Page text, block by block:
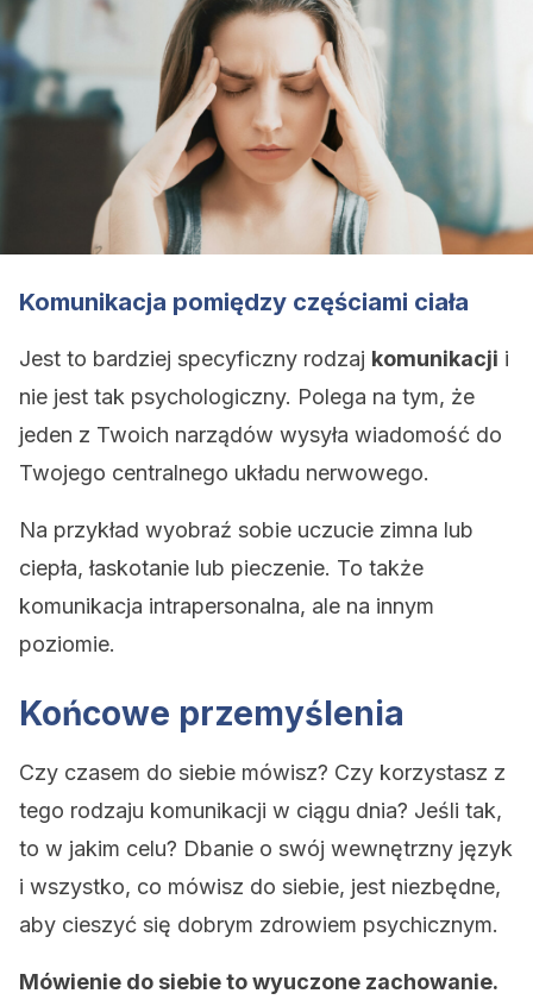
Komunikacja pomiędzy częściami ciała
Jest to bardziej specyficzny rodzaj komunikacji i
nie jest tak psychologiczny. Polega na tym, że
jeden z Twoich narządów wysyła wiadomość do
Twojego centralnego układu nerwowego.
Na przykład wyobraź sobie uczucie zimna lub
ciepła, łaskotanie lub pieczenie. To także
komunikacja intrapersonalna, ale na innym
poziomie.
Końcowe przemyślenia
Czy czasem do siebie mówisz? Czy korzystasz z
tego rodzaju komunikacji w ciągu dnia? Jeśli tak,
to w jakim celu? Dbanie o swój wewnętrzny język
i wszystko, co mówisz do siebie, jest niezbędne,
aby cieszyć się dobrym zdrowiem psychicznym.
Mówienie do siebie to wyuczone zachowanie.